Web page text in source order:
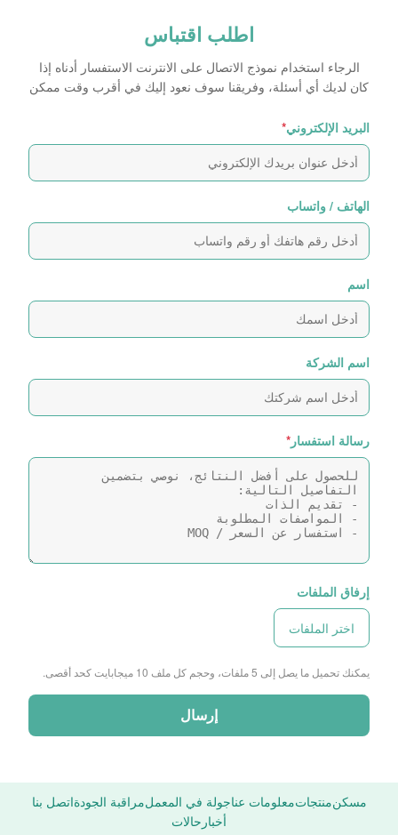
اطلب اقتباس
الرجاء استخدام نموذج الاتصال على الانترنت الاستفسار أدناه إذا
كان لديك أي أسئلة، وفريقنا سوف نعود إليك في أقرب وقت ممكن
البريد الإلكتروني*
الهاتف / واتساب
اسم
اسم الشركة
رسالة استفسار *
إرفاق الملفات
اختر الملفات
يمكنك تحميل ما يصل إلى 5 ملفات، وحجم كل ملف 10 ميجابايت كحد أقصى.
إرسال
مسكنمنتجاتمعلومات عناجولة في المعملمراقبة الجودةاتصل بنا
أخبار حالات